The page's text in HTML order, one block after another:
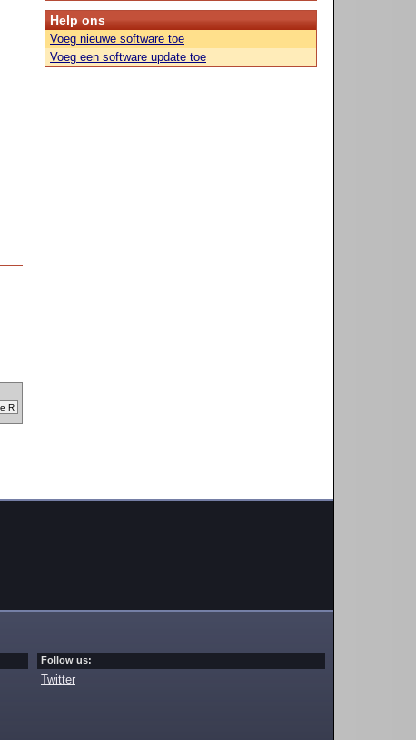
Help ons
Voeg nieuwe software toe
Voeg een software update toe
Follow us:
Twitter